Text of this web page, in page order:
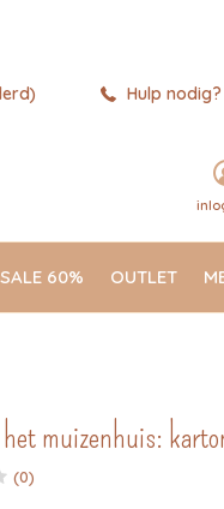
SALE 60% OUTLET
Hulp
het muizenhuis:
(0)